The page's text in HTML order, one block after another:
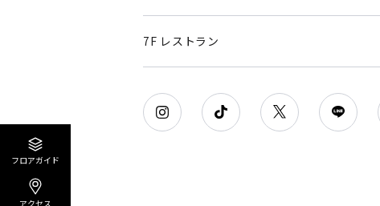
フロアガイド
アクセス
7F レストラン